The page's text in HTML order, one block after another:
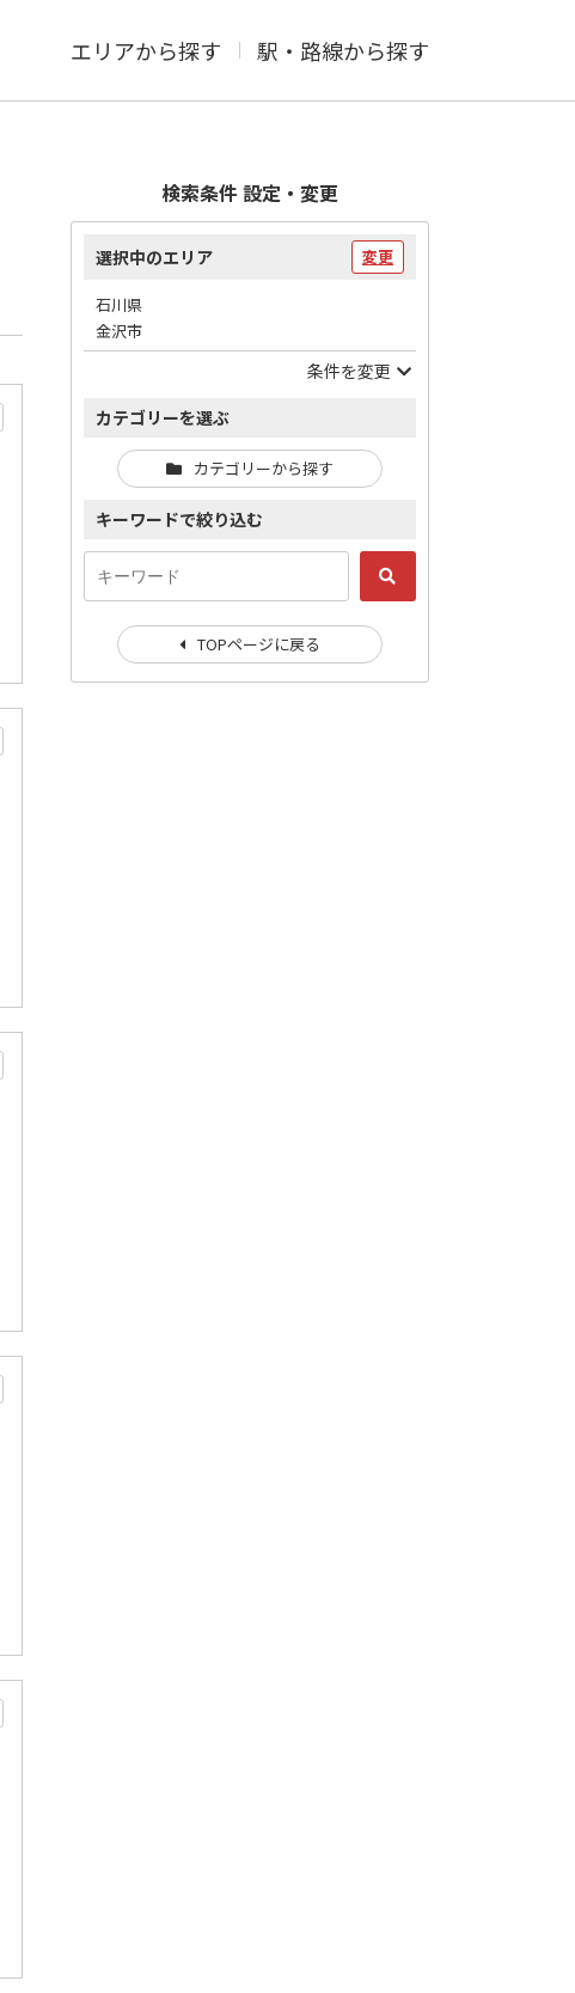
エリアから探す 駅・路線から探す
検索条件 設定・変更
選択中のエリア 変更
石川県
金沢市
条件を変更
カテゴリーを選ぶ
カテゴリーから探す
キーワードで絞り込む
TOPページに戻る